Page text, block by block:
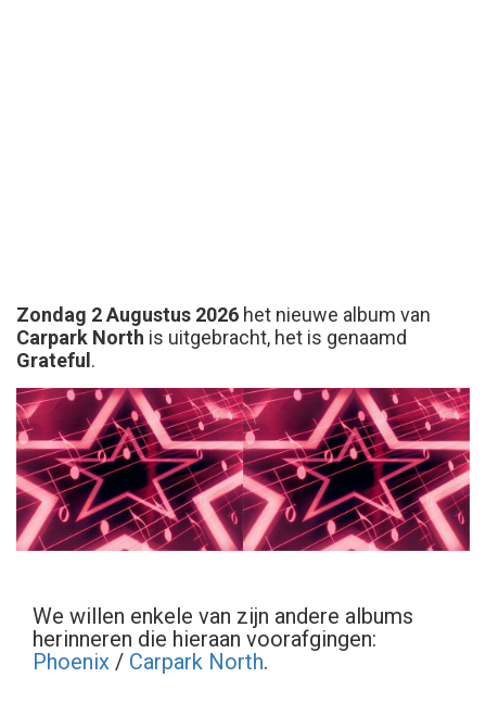
Zondag 2 Augustus 2026 het nieuwe album van
Carpark North is uitgebracht, het is genaamd
Grateful .
We willen enkele van zijn andere albums
herinneren die hieraan voorafgingen:
Phoenix / Carpark North.